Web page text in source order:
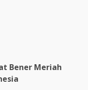
Bener Meriah